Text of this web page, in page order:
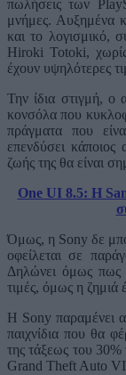
πωλήσεις των
μνήμες. Αυξημένα
και το λογισμικό,
Hiroki Totoki, χωρίς
έχουν υψηλότερες
Την ίδια στιγμή, ο
κονσόλα που
πράγματα που
επενδύσει
ζωής της θα είναι
One UI 8.5: Η
Όμως, η Sony δε
οφείλεται σε
Δηλώνει όμως πως
τιμές, όμως η ζημιά
Η Sony παραμένει
παιχνίδια που θα
της τάξεως του
Grand Theft Auto